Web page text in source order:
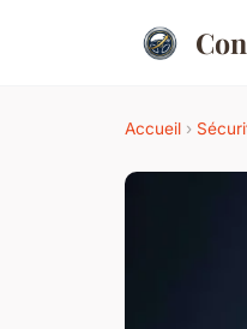
Accueil ›